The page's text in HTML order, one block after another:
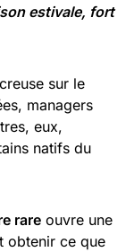
estivale, fort
sur le
managers
eux,
natifs du
rare ouvre une
obtenir ce que